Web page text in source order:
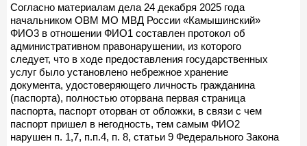
Согласно материалам дела 24 декабря 2025 года
начальником ОВМ МО МВД России «Камышинский»
ФИО3 в отношении ФИО1 составлен протокол об
административном правонарушении, из которого
следует, что в ходе предоставления государственных
услуг было установлено небрежное хранение
документа, удостоверяющего личность гражданина
(паспорта), полностью оторвана первая страница
паспорта, паспорт оторван от обложки, в связи с чем
паспорт пришел в негодность, тем самым ФИО2
нарушен п. 1,7, п.п.4, п. 8, статьи 9 Федерального Закона